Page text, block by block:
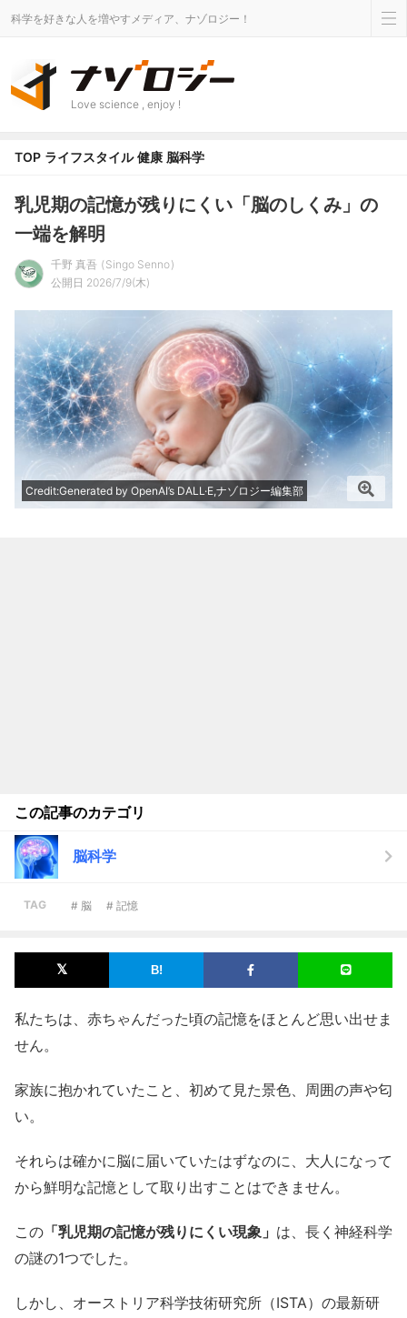
科学を好きな人を増やすメディア、ナゾロジー！
Love science , enjoy !
TOP ライフスタイル 健康 脳科学
乳児期の記憶が残りにくい「脳のしくみ」の
一端を解明
千野 真吾
Singo Senno
公開日 2026/7/9(木)
Credit:Generated by OpenAI’s DALL·E,ナゾロジー編集部
この記事のカテゴリ
脳科学
TAG # 脳 # 記憶
私たちは、赤ちゃんだった頃の記憶をほとんど思い出せま
せん。
家族に抱かれていたこと、初めて見た景色、周囲の声や匂
い。
それらは確かに脳に届いていたはずなのに、大人になって
から鮮明な記憶として取り出すことはできません。
この 「乳児期の記憶が残りにくい現象」 は、長く神経科学
の謎の1つでした。
しかし、オーストリア科学技術研究所（ISTA）の最新研